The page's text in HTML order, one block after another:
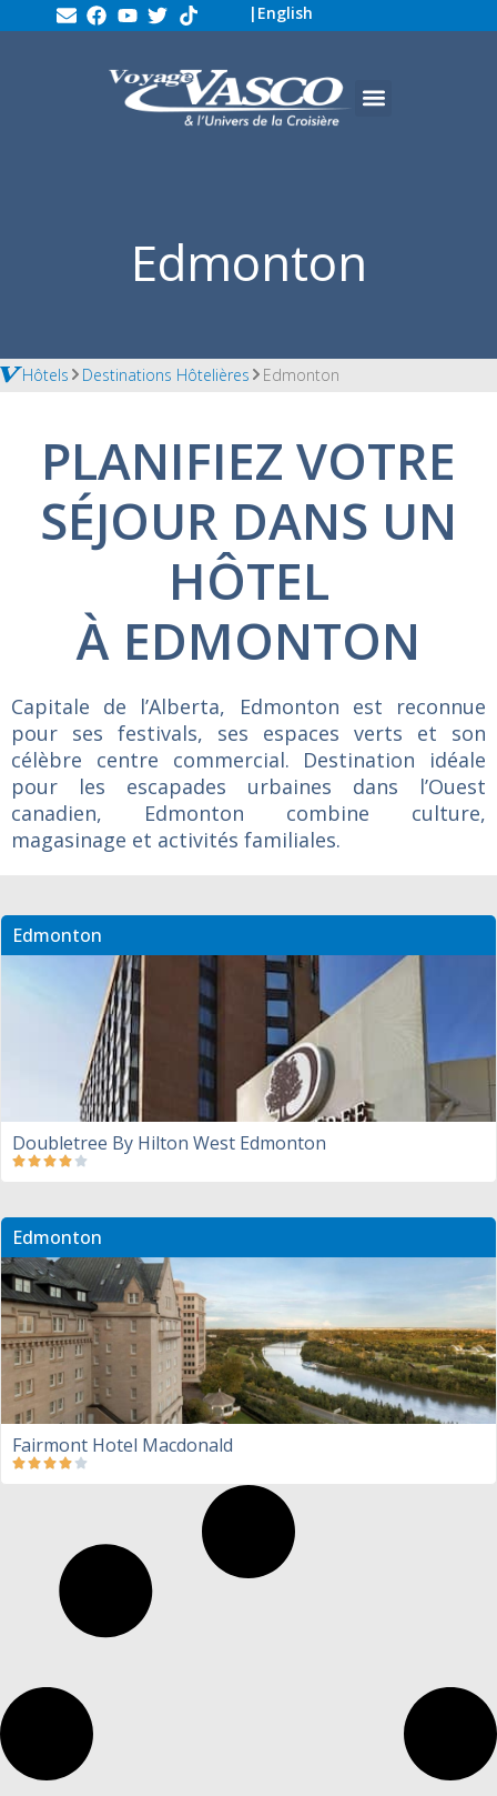
| English
Edmonton
Hôtels Destinations Hôtelières Edmonton
PLANIFIEZ VOTRE
SÉJOUR DANS UN
HÔTEL
À EDMONTON
Capitale de l’Alberta, Edmonton est reconnue
pour ses festivals, ses espaces verts et son
célèbre centre commercial. Destination idéale
pour les escapades urbaines dans l’Ouest
canadien, Edmonton combine culture,
magasinage et activités familiales.
Edmonton
Doubletree By Hilton West Edmonton
Edmonton
Fairmont Hotel Macdonald